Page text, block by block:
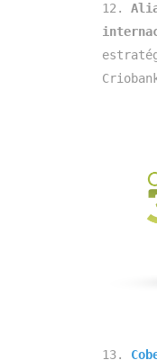
12.
13.